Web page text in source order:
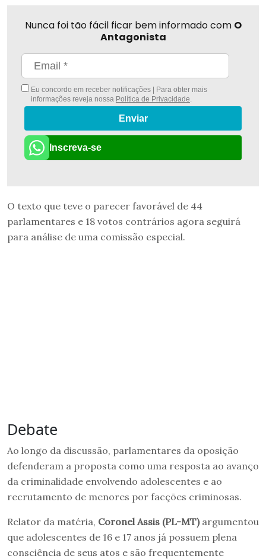
Nunca foi tão fácil ficar bem informado com O
Antagonista
Eu concordo em receber notificações | Para obter mais
informações reveja nossa Política de Privacidade.
Enviar
Inscreva-se
O texto que teve o parecer favorável de 44
parlamentares e 18 votos contrários agora seguirá
para análise de uma comissão especial.
Debate
Ao longo da discussão, parlamentares da oposição
defenderam a proposta como uma resposta ao avanço
da criminalidade envolvendo adolescentes e ao
recrutamento de menores por facções criminosas.
Relator da matéria, Coronel Assis (PL-MT) argumentou
que adolescentes de 16 e 17 anos já possuem plena
consciência de seus atos e são frequentemente